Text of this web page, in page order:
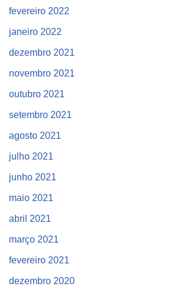
fevereiro 2022
janeiro 2022
dezembro 2021
novembro 2021
outubro 2021
setembro 2021
agosto 2021
julho 2021
junho 2021
maio 2021
abril 2021
março 2021
fevereiro 2021
dezembro 2020